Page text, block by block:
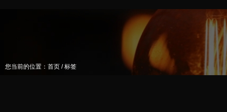
您当前的位置：首页 /标签